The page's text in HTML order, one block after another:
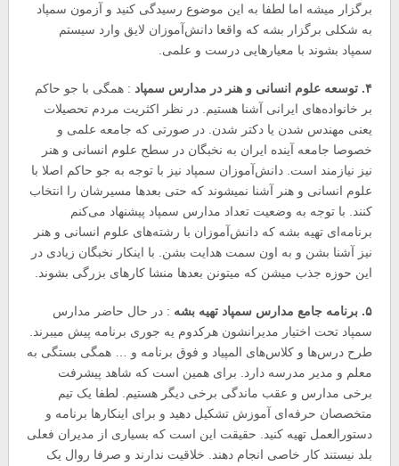
برگزار میشه اما لطفا به این موضوع رسیدگی کنید و آزمون سمپاد
به شکلی برگزار بشه که واقعا دانش‌آموزان لایق وارد سیستم
سمپاد بشوند با معیارهایی درست و علمی.
۴. توسعه علوم انسانی و هنر در مدارس سمپاد
: همگی با جو حاکم
بر خانواده‌های ایرانی آشنا هستیم. در نظر اکثریت مردم تحصیلات
یعنی مهندس شدن یا دکتر شدن. در صورتی که جامعه علمی و
خصوصا جامعه آینده ایران به نخبگان در سطح علوم انسانی و هنر
نیز نیازمند است. دانش‌آموزان سمپاد نیز با توجه به جو حاکم اصلا با
علوم انسانی و هنر آشنا نمیشوند که حتی بعدها مسیرشان را انتخاب
کنند. با توجه به وضعیت تعداد مدارس سمپاد پیشنهاد می‌کنم
برنامه‌ای تهیه بشه که دانش‌آموزان با رشته‌های علوم انسانی و هنر
نیز آشنا بشن و به اون سمت هدایت بشن. با اینکار نخبگان زیادی در
این حوزه جذب میشن که میتونن بعدها منشا کارهای بزرگی بشوند.
۵. برنامه جامع مدارس سمپاد تهیه بشه
: در حال حاضر مدارس
سمپاد تحت اختیار مدیرانشون هرکدوم یه جوری برنامه پیش میبرند.
طرح درس‌ها و کلاس‌های المپیاد و فوق برنامه و … همگی بستگی به
معلم و مدیر مدرسه دارد. برای همین است که شاهد پیشرفت
برخی مدارس و عقب ماندگی برخی دیگر هستیم. لطفا یک تیم
متخصصان حرفه‌ای آموزش تشکیل دهید و برای اینکارها برنامه‌ و
دستورالعمل تهیه کنید. حقیقت این است که بسیاری از مدیران فعلی
بلد نیستند کار خاصی انجام دهند. خلاقیت ندارند و صرفا روال یک